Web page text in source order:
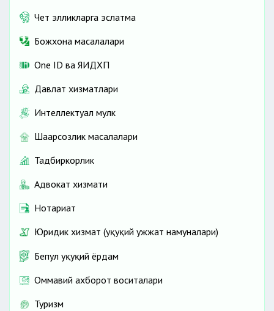
Чет элликларга эслатма
Божхона масалалари
One ID ва ЯИДХП
Давлат хизматлари
Интеллектуал мулк
Шаҳарсозлик масалалари
Тадбиркорлик
Адвокат хизмати
Нотариат
Юридик хизмат (ҳуқуқий ҳужжат намуналари)
Бепул ҳуқуқий ёрдам
Оммавий ахборот воситалари
Туризм